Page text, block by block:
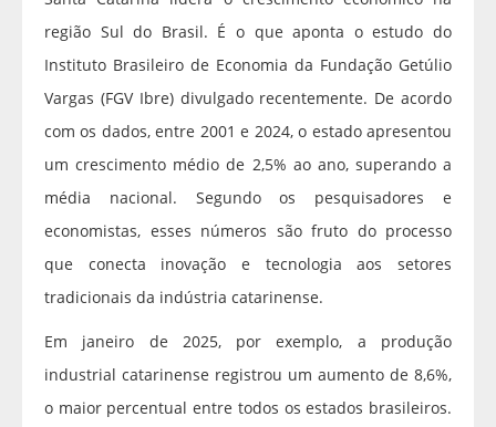
região Sul do Brasil. É o que aponta o estudo do
Instituto Brasileiro de Economia da Fundação Getúlio
Vargas (FGV Ibre) divulgado recentemente. De acordo
com os dados, entre 2001 e 2024, o estado apresentou
um crescimento médio de 2,5% ao ano, superando a
média nacional. Segundo os pesquisadores e
economistas, esses números são fruto do processo
que conecta inovação e tecnologia aos setores
tradicionais da indústria catarinense.
Em janeiro de 2025, por exemplo, a produção
industrial catarinense registrou um aumento de 8,6%,
o maior percentual entre todos os estados brasileiros.